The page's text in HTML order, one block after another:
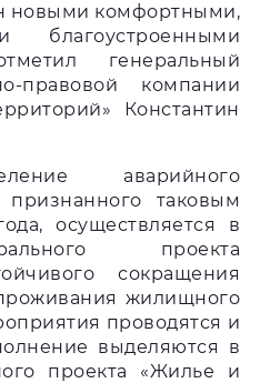
новыми комфортными,
благоустроенными
генеральный
правовой компании
Константин
аварийного
таковым
осуществляется в
проекта
сокращения
жилищного
проводятся и
выделяются в
проекта «Жилье и